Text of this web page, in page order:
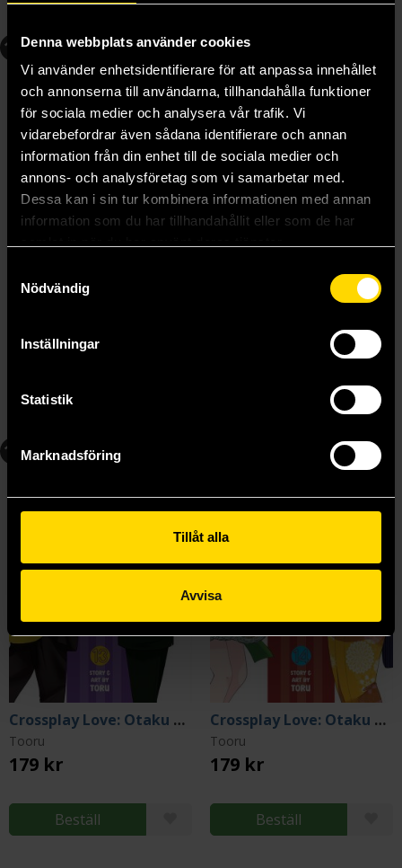
Denna webbplats använder cookies
Vi använder enhetsidentifierare för att anpassa innehållet
och annonserna till användarna, tillhandahålla funktioner
för sociala medier och analysera vår trafik. Vi
vidarebefordrar även sådana identifierare och annan
information från din enhet till de sociala medier och
annons- och analysföretag som vi samarbetar med.
Dessa kan i sin tur kombinera informationen med annan
information som du har tillhandahållit eller som de har
Nödvändig
Inställningar
Statistik
Marknadsföring
Tillåt alla
Avvisa
11
Tooru
12
13
Crossplay Love: Otaku x Punk Vol. 13
Tooru
179 kr
Beställ
Crossplay Love: Otaku x Punk Vol. 14
Tooru
179 kr
Beställ